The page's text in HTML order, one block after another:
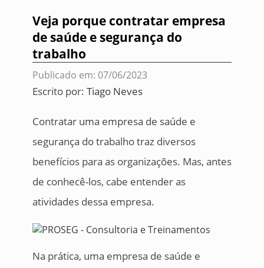
Veja porque contratar empresa
de saúde e segurança do
trabalho
Publicado em: 07/06/2023
Escrito por: Tiago Neves
Contratar uma empresa de saúde e
segurança do trabalho traz diversos
benefícios para as organizações. Mas, antes
de conhecê-los, cabe entender as
atividades dessa empresa.
Na prática, uma empresa de saúde e